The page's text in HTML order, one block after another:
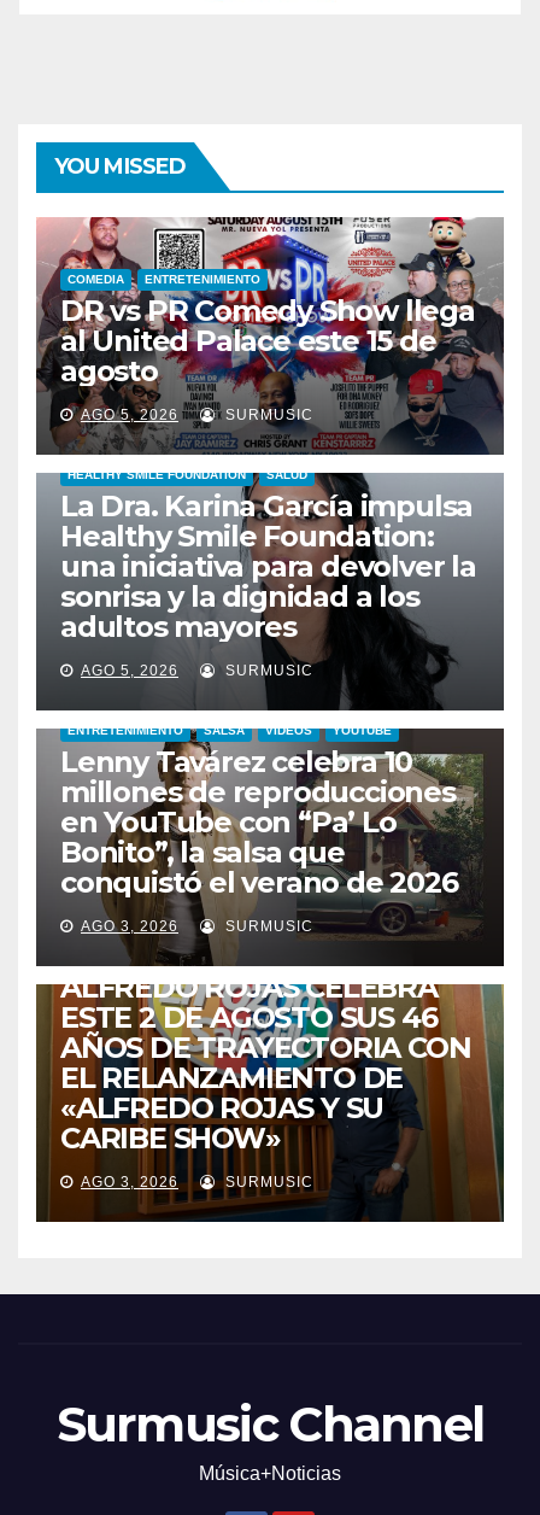
YOU MISSED
COMEDIA ENTRETENIMIENTO
DR vs PR Comedy Show llega
al United Palace este 15 de
agosto
AGO 5, 2026 SURMUSIC
HEALTHY SMILE FOUNDATION SALUD
La Dra. Karina García impulsa
Healthy Smile Foundation:
una iniciativa para devolver la
sonrisa y la dignidad a los
adultos mayores
AGO 5, 2026 SURMUSIC
ENTRETENIMIENTO SALSA VIDEOS YOUTUBE
Lenny Tavárez celebra 10
millones de reproducciones
en YouTube con “Pa’ Lo
Bonito”, la salsa que
conquistó el verano de 2026
AGO 3, 2026 SURMUSIC
CABIMAS ENTRETENIMIENTO TALENTO ZULIANO
VENEZUELA
DE VUELTA A CASA:
ALFREDO ROJAS CELEBRA
ESTE 2 DE AGOSTO SUS 46
AÑOS DE TRAYECTORIA CON
EL RELANZAMIENTO DE
«ALFREDO ROJAS Y SU
CARIBE SHOW»
AGO 3, 2026 SURMUSIC
Surmusic Channel
Música+Noticias